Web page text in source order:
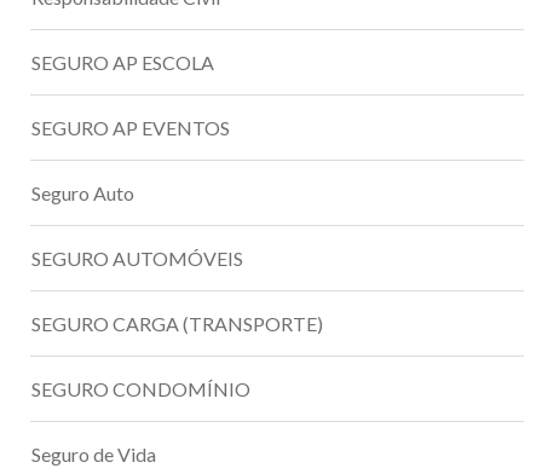
SEGURO AP ESCOLA
SEGURO AP EVENTOS
Seguro Auto
SEGURO AUTOMÓVEIS
SEGURO CARGA (TRANSPORTE)
SEGURO CONDOMÍNIO
Seguro de Vida